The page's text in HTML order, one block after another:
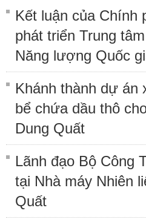
Kết luận của Chính
phát triển Trung
Năng lượng Quốc
Khánh thành dự án
bể chứa dầu thô
Dung Quất
Lãnh đạo Bộ Công
tại Nhà máy Nhiên
Quất